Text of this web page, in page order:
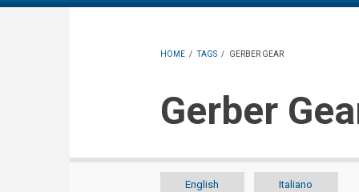
HOME / TAGS / GERBER GEAR
Gerber
English Italiano